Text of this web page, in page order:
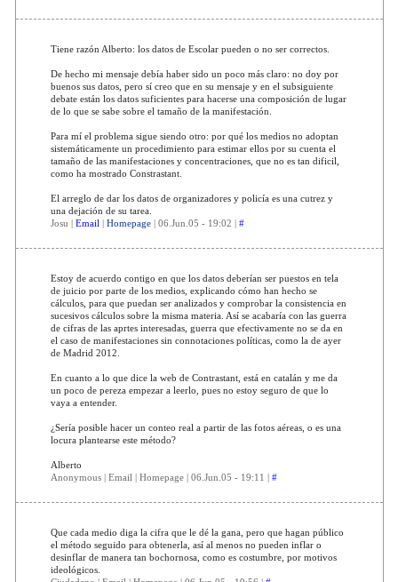
Tiene razón Alberto: los datos de Escolar pueden o no ser correctos.
De hecho mi mensaje debía haber sido un poco más claro: no doy por
buenos sus datos, pero sí creo que en su mensaje y en el subsiguiente
debate están los datos suficientes para hacerse una composición de lugar
de lo que se sabe sobre el tamaño de la manifestación.
Para mí el problema sigue siendo otro: por qué los medios no adoptan
sistemáticamente un procedimiento para estimar ellos por su cuenta el
tamaño de las manifestaciones y concentraciones, que no es tan dificil,
como ha mostrado Constrastant.
El arreglo de dar los datos de organizadores y policía es una cutrez y
una dejación de su tarea.
Josu | Email | Homepage| 06.Jun.05 - 19:02 | #
Estoy de acuerdo contigo en que los datos deberían ser puestos en tela
de juicio por parte de los medios, explicando cómo han hecho se
cálculos, para que puedan ser analizados y comprobar la consistencia en
sucesivos cálculos sobre la misma materia. Así se acabaría con las guerra
de cifras de las aprtes interesadas, guerra que efectivamente no se da en
el caso de manifestaciones sin connotaciones políticas, como la de ayer
de Madrid 2012.
En cuanto a lo que dice la web de Contrastant, está en catalán y me da
un poco de pereza empezar a leerlo, pues no estoy seguro de que lo
vaya a entender.
¿Sería posible hacer un conteo real a partir de las fotos aéreas, o es una
locura plantearse este método?
Alberto
Anonymous | Email | Homepage | 06.Jun.05 - 19:11 | #
Que cada medio diga la cifra que le dé la gana, pero que hagan público
el método seguido para obtenerla, así al menos no pueden inflar o
desinflar de manera tan bochornosa, como es costumbre, por motivos
ideológicos.